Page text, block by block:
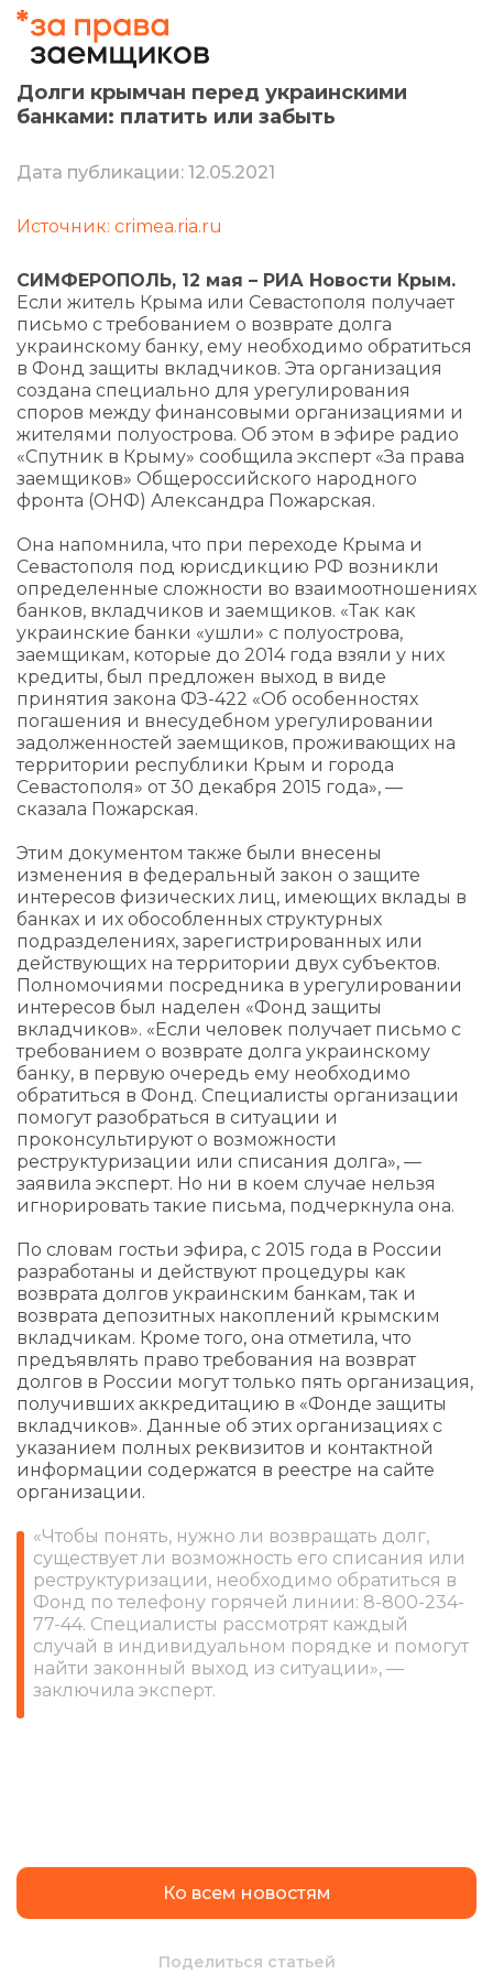
Долги крымчан перед украинскими
банками: платить или забыть
Дата публикации: 12.05.2021
Источник: crimea.ria.ru
СИМФЕРОПОЛЬ, 12 мая – РИА Новости Крым.
Если житель Крыма или Севастополя получает
письмо с требованием о возврате долга
украинскому банку, ему необходимо обратиться
в Фонд защиты вкладчиков. Эта организация
создана специально для урегулирования
споров между финансовыми организациями и
жителями полуострова. Об этом в эфире радио
«Спутник в Крыму» сообщила эксперт «За права
заемщиков» Общероссийского народного
фронта (ОНФ) Александра Пожарская.
Она напомнила, что при переходе Крыма и
Севастополя под юрисдикцию РФ возникли
определенные сложности во взаимоотношениях
банков, вкладчиков и заемщиков. «Так как
украинские банки «ушли» с полуострова,
заемщикам, которые до 2014 года взяли у них
кредиты, был предложен выход в виде
принятия закона ФЗ-422 «Об особенностях
погашения и внесудебном урегулировании
задолженностей заемщиков, проживающих на
территории республики Крым и города
Севастополя» от 30 декабря 2015 года», —
сказала Пожарская.
Этим документом также были внесены
изменения в федеральный закон о защите
интересов физических лиц, имеющих вклады в
банках и их обособленных структурных
подразделениях, зарегистрированных или
действующих на территории двух субъектов.
Полномочиями посредника в урегулировании
интересов был наделен «Фонд защиты
вкладчиков». «Если человек получает письмо с
требованием о возврате долга украинскому
банку, в первую очередь ему необходимо
обратиться в Фонд. Специалисты организации
помогут разобраться в ситуации и
проконсультируют о возможности
реструктуризации или списания долга», —
заявила эксперт. Но ни в коем случае нельзя
игнорировать такие письма, подчеркнула она.
По словам гостьи эфира, с 2015 года в России
разработаны и действуют процедуры как
возврата долгов украинским банкам, так и
возврата депозитных накоплений крымским
вкладчикам. Кроме того, она отметила, что
предъявлять право требования на возврат
долгов в России могут только пять организация,
получивших аккредитацию в «Фонде защиты
вкладчиков». Данные об этих организациях с
указанием полных реквизитов и контактной
информации содержатся в реестре на сайте
организации.
«Чтобы понять, нужно ли возвращать долг,
существует ли возможность его списания или
реструктуризации, необходимо обратиться в
Фонд по телефону горячей линии: 8-800-234-
77-44. Специалисты рассмотрят каждый
случай в индивидуальном порядке и помогут
найти законный выход из ситуации», —
заключила эксперт.
Ко всем новостям
Поделиться статьей